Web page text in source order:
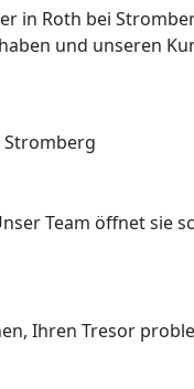
in Roth bei
und unseren
Stromberg
Team öffnet sie
Ihren Tresor